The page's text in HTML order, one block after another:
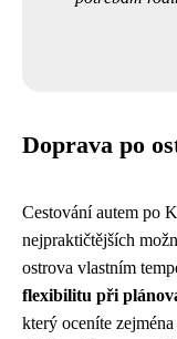
Doprava po
Cestování autem po
nejpraktičtějších
ostrova vlastním
flexibilitu při
který oceníte